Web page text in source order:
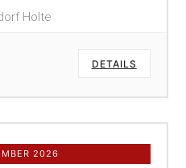
Holte
DETAILS
2026